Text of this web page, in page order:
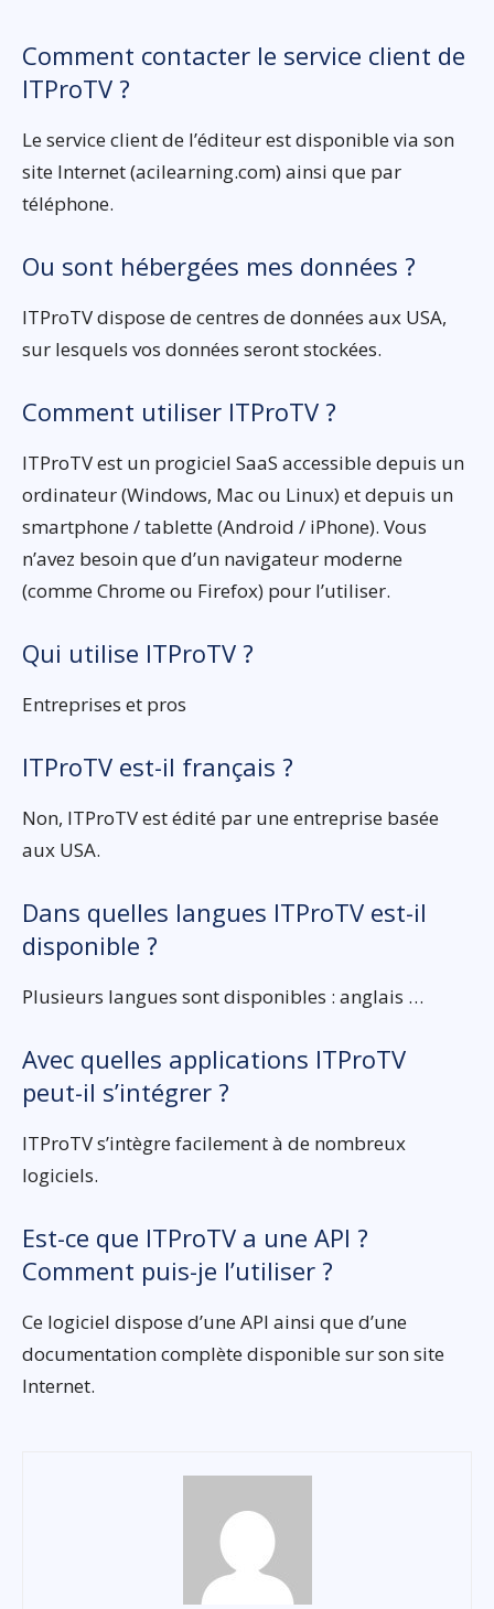
Comment contacter le service client de
ITProTV ?
Le service client de l’éditeur est disponible via son
site Internet (acilearning.com) ainsi que par
téléphone.
Ou sont hébergées mes données ?
ITProTV dispose de centres de données aux USA,
sur lesquels vos données seront stockées.
Comment utiliser ITProTV ?
ITProTV est un progiciel SaaS accessible depuis un
ordinateur (Windows, Mac ou Linux) et depuis un
smartphone / tablette (Android / iPhone). Vous
n’avez besoin que d’un navigateur moderne
(comme Chrome ou Firefox) pour l’utiliser.
Qui utilise ITProTV ?
Entreprises et pros
ITProTV est-il français ?
Non, ITProTV est édité par une entreprise basée
aux USA.
Dans quelles langues ITProTV est-il
disponible ?
Plusieurs langues sont disponibles : anglais …
Avec quelles applications ITProTV
peut-il s’intégrer ?
ITProTV s’intègre facilement à de nombreux
logiciels.
Est-ce que ITProTV a une API ?
Comment puis-je l’utiliser ?
Ce logiciel dispose d’une API ainsi que d’une
documentation complète disponible sur son site
Internet.